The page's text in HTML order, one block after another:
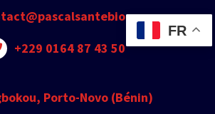
+229 0164 87 43 50
Porto-Novo (Bénin)
FR